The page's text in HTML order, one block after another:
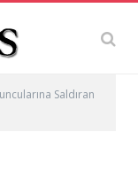
Saldıran